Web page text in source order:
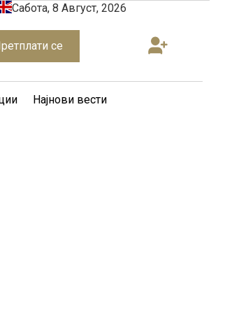
Сабота, 8 Август, 2026
се
Најнови вести